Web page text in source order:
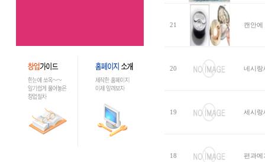
21 캔안에
20 네시랑
19 세시랑
18 편과메